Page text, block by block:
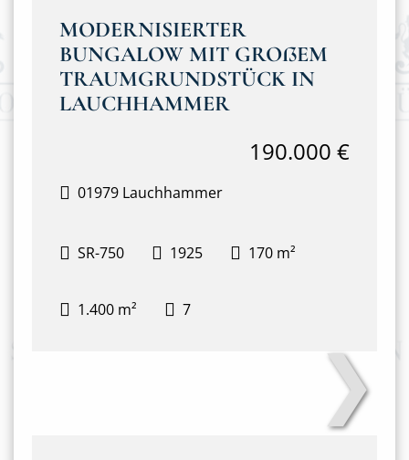
MODERNISIERTER
BUNGALOW MIT GROßEM
TRAUMGRUNDSTÜCK IN
LAUCHHAMMER
01979 Lauchhammer
190.000 €
SR-750 1925 170 m²
1.400 m² 7
❯